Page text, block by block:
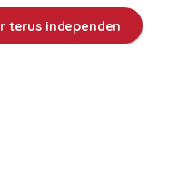
terus independen